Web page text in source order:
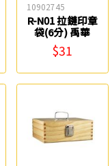
10902745
R-N01 拉鏈印章
袋(6分) 禹華
$31